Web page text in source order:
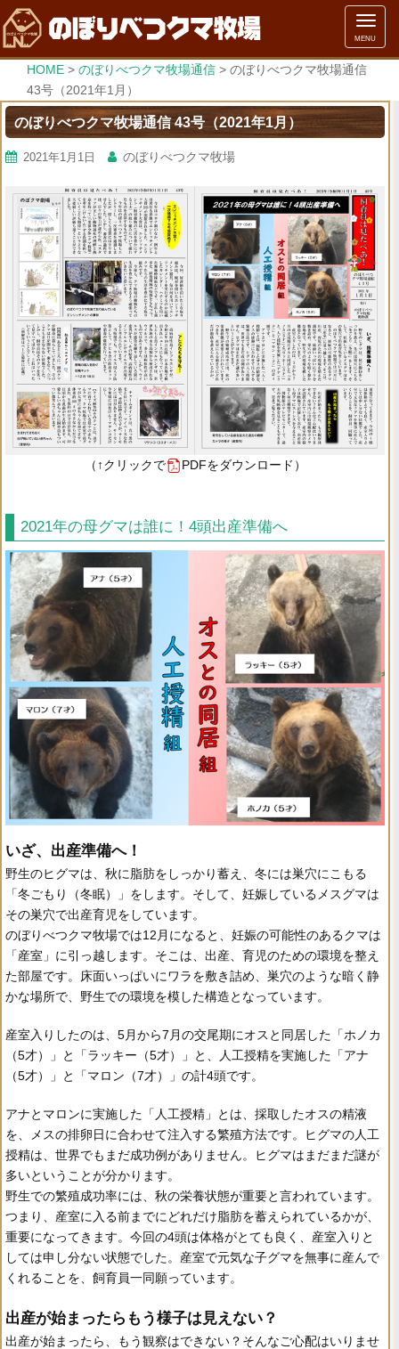
メ
ニ
ュ
MENU
HOME > のぼりべつクマ牧場通信 > のぼりべつクマ牧場通信
43号（2021年1月）
のぼりべつクマ牧場通信 43号（2021年1月）
2021年1月1日 のぼりべつクマ牧場
（↑クリックで PDFをダウンロード）
2021年の母グマは誰に！4頭出産準備へ
いざ、出産準備へ！
野生のヒグマは、秋に脂肪をしっかり蓄え、冬には巣穴にこもる
「冬ごもり（冬眠）」をします。そして、妊娠しているメスグマは
その巣穴で出産育児をしています。
のぼりべつクマ牧場では12月になると、妊娠の可能性のあるクマは
「産室」に引っ越します。そこは、出産、育児のための環境を整え
た部屋です。床面いっぱいにワラを敷き詰め、巣穴のような暗く静
かな場所で、野生での環境を模した構造となっています。
産室入りしたのは、5月から7月の交尾期にオスと同居した「ホノカ
（5才）」と「ラッキー（5才）」と、人工授精を実施した「アナ
（5才）」と「マロン（7才）」の計4頭です。
アナとマロンに実施した「人工授精」とは、採取したオスの精液
を、メスの排卵日に合わせて注入する繁殖方法です。ヒグマの人工
授精は、世界でもまだ成功例がありません。ヒグマはまだまだ謎が
多いということが分かります。
野生での繁殖成功率には、秋の栄養状態が重要と言われています。
つまり、産室に入る前までにどれだけ脂肪を蓄えられているかが、
重要になってきます。今回の4頭は体格がとても良く、産室入りと
しては申し分ない状態でした。産室で元気な子グマを無事に産んで
くれることを、飼育員一同願っています。
出産が始まったらもう様子は見えない？
出産が始まったら、もう観察はできない？そんなご心配はいりませ